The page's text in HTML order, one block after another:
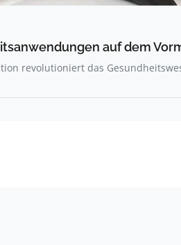
auf dem
revolutioniert das